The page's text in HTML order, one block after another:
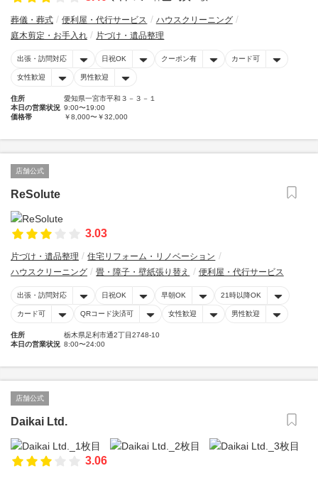
葬儀・葬式 便利屋・代行サービス
ハウスクリーニング
庭木剪定・お手入れ
片づけ・遺品整理
出張・訪問対応 日祝OK クーポン有 カード可
女性歓迎 男性歓迎
住所
愛知県一宮市平和３－３－１
本日の営業状況 9:00〜19:00
価格帯
￥8,000〜￥32,000
店舗公式
ReSolute
3.03
片づけ・遺品整理
住宅リフォーム・リノベーション
ハウスクリーニング
畳・障子・壁紙張り替え 便利屋・代行サービス
出張・訪問対応 日祝OK 早朝OK 21時以降OK
カード可 QRコード決済可 女性歓迎 男性歓迎
住所
栃木県足利市通2丁目2748-10
本日の営業状況 8:00〜24:00
店舗公式
Daikai Ltd.
3.06